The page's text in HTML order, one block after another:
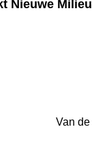
Nieuwe
Van